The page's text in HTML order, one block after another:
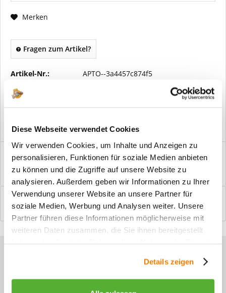
Diese Webseite verwendet Cookies
Wir verwenden Cookies, um Inhalte und Anzeigen zu
personalisieren, Funktionen für soziale Medien anbieten
zu können und die Zugriffe auf unsere Website zu
analysieren. Außerdem geben wir Informationen zu Ihrer
Verwendung unserer Website an unsere Partner für
soziale Medien, Werbung und Analysen weiter. Unsere
Partner führen diese Informationen möglicherweise mit
weiteren Daten zusammen, die Sie ihnen bereitgestellt
Details zeigen
Merken
Fragen zum Artikel?
Artikel-Nr.: APTO--3a4457c874f5
Vorteile
Windfangelemente online am Bildschirm konfigurieren und
einbaufertig bestellen. In wenigen...
Bewertungen
0
Bewertungen lesen, schreiben und diskutieren...mehr
Sie haben Fragen zu unseren